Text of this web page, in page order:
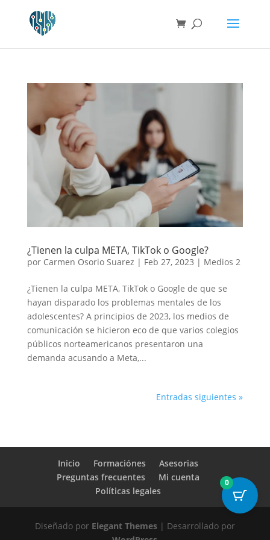
¿Tienen la culpa META, TikTok o Google?
por Carmen Osorio Suarez | Feb 27, 2023 | Medios 2
¿Tienen la culpa META, TikTok o Google de que se
hayan disparado los problemas mentales de los
adolescentes? A principios de 2023, los medios de
comunicación se hicieron eco de que varios colegios
públicos norteamericanos presentaron una
demanda acusando a Meta,...
Entradas siguientes »
Inicio Formaciónes
Asesorias
Preguntas frecuentes
Mi cuenta
Políticas legales
Diseñado por Elegant Themes| Desarrollado por
0